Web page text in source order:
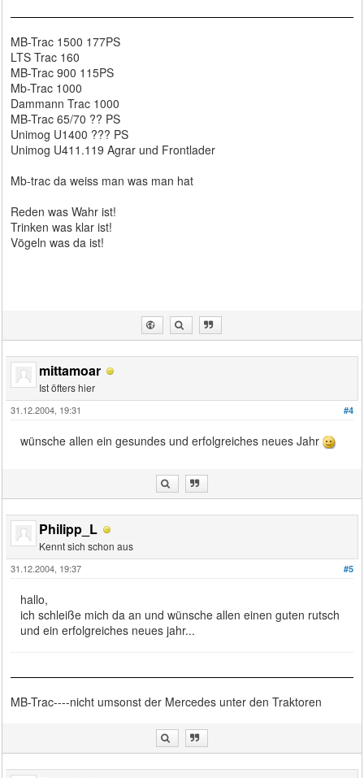
MB-Trac 1500 177PS
LTS Trac 160
MB-Trac 900 115PS
Mb-Trac 1000
Dammann Trac 1000
MB-Trac 65/70 ?? PS
Unimog U1400 ??? PS
Unimog U411.119 Agrar und Frontlader
Mb-trac da weiss man was man hat
Reden was Wahr ist!
Trinken was klar ist!
Vögeln was da ist!
mittamoar
Ist öfters hier
#4
31.12.2004, 19:31
wünsche allen ein gesundes und erfolgreiches neues Jahr
Philipp_L
Kennt sich schon aus
#5
31.12.2004, 19:37
hallo,
ich schleiße mich da an und wünsche allen einen guten rutsch
und ein erfolgreiches neues jahr...
MB-Trac----nicht umsonst der Mercedes unter den Traktoren